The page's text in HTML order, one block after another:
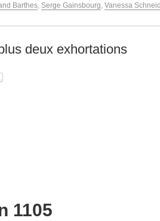
Barthes Serge Gainsbourg Vanessa
deux exhortations
1105